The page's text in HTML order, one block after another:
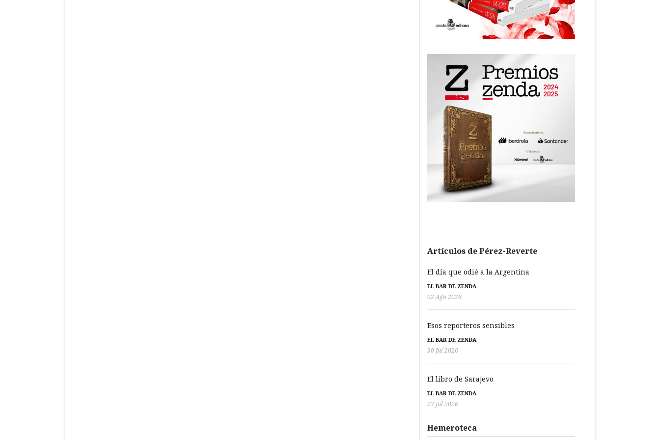
Artículos de Pérez-Reverte
El día que odié a la Argentina
EL BAR DE ZENDA
02 Ago 2026
Esos reporteros sensibles
EL BAR DE ZENDA
30 Jul 2026
El libro de Sarajevo
EL BAR DE ZENDA
23 Jul 2026
Hemeroteca